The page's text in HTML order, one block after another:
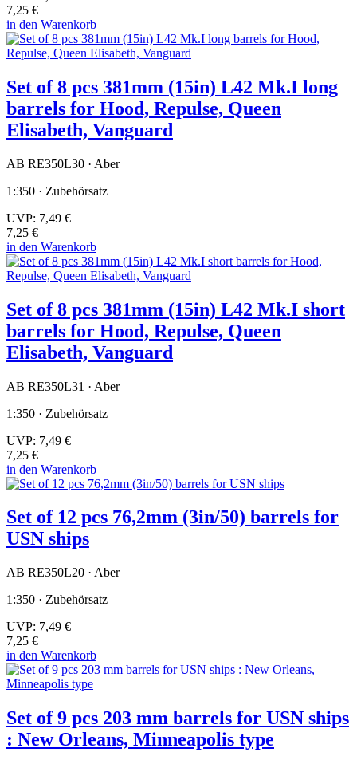
7,25 €
in den Warenkorb
Set of 8 pcs 381mm (15in) L42 Mk.I long
barrels for Hood, Repulse, Queen
Elisabeth, Vanguard
AB RE350L30 · Aber
1:350 · Zubehörsatz
UVP: 7,49 €
7,25 €
in den Warenkorb
Set of 8 pcs 381mm (15in) L42 Mk.I short
barrels for Hood, Repulse, Queen
Elisabeth, Vanguard
AB RE350L31 · Aber
1:350 · Zubehörsatz
UVP: 7,49 €
7,25 €
in den Warenkorb
Set of 12 pcs 76,2mm (3in/50) barrels for
USN ships
AB RE350L20 · Aber
1:350 · Zubehörsatz
UVP: 7,49 €
7,25 €
in den Warenkorb
Set of 9 pcs 203 mm barrels for USN ships
: New Orleans, Minneapolis type